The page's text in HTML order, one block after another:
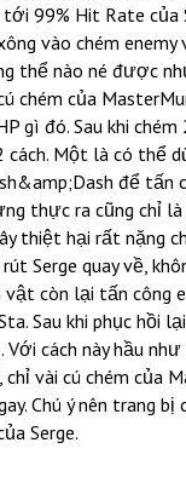
99% Hit Rate của
vào chém
thể nào né được
chém của
gì đó. Sau khi chém
cách. Một là có thể
để tấn
thực ra cũng chỉ
thiệt hại rất nặng
Serge quay về,
vật còn lại tấn công
Sau khi phục hồi
Với cách này hầu
vài cú chém của
Chú ý nên trang bị
Serge.